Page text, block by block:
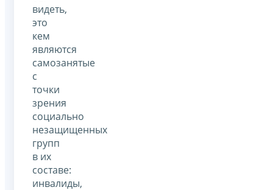
видеть,
это
кем
являются
самозанятые
с
точки
зрения
социально
незащищенных
групп
в их
составе:
инвалиды,